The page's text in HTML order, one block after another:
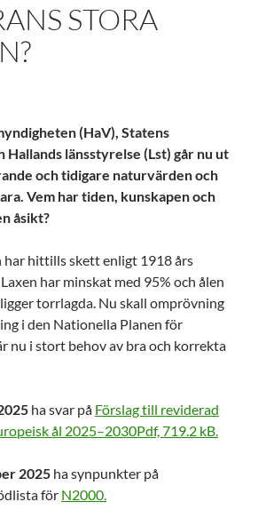
STORA
(HaV), Statens
länsstyrelse (Lst) går nu ut
och tidigare naturvärden och
Vem har tiden, kunskapen och
åsikt?
hittills skett enligt 1918 års
har minskat med 95% och ålen
torrlagda. Nu skall omprövning
i den Nationella Planen för
nu i stort behov av bra och korrekta
ha svar på Förslag till reviderad
ål 2025–2030Pdf, 719.2 kB.
2025 ha synpunkter på
för N2000.